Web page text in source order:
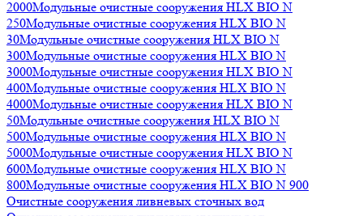
2000Модульные очистные сооружения HLX BIO N
250Модульные очистные сооружения HLX BIO N
30Модульные очистные сооружения HLX BIO N
300Модульные очистные сооружения HLX BIO N
3000Модульные очистные сооружения HLX BIO N
400Модульные очистные сооружения HLX BIO N
4000Модульные очистные сооружения HLX BIO N
50Модульные очистные сооружения HLX BIO N
500Модульные очистные сооружения HLX BIO N
5000Модульные очистные сооружения HLX BIO N
600Модульные очистные сооружения HLX BIO N
800Модульные очистные сооружения HLX BIO N 900
Очистные сооружения ливневых сточных вод